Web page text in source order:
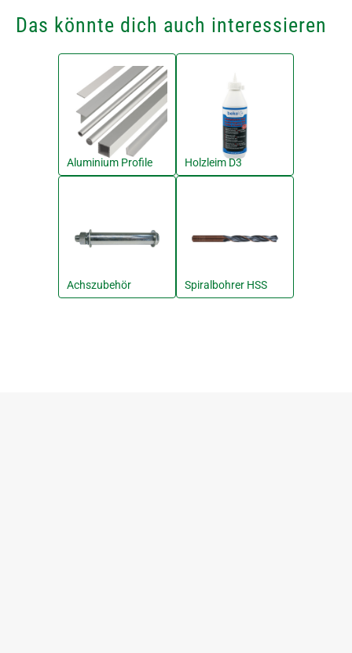
Das könnte dich auch interessieren
Aluminium Profile Holzleim D3
Achszubehör Spiralbohrer HSS